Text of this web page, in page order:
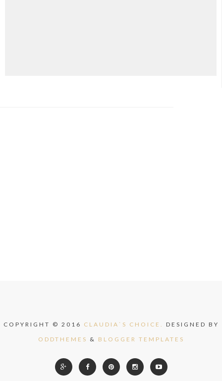
COPYRIGHT © 2016 CLAUDIA`S CHOICE.
DESIGNED BY
ODDTHEMES & BLOGGER TEMPLATES